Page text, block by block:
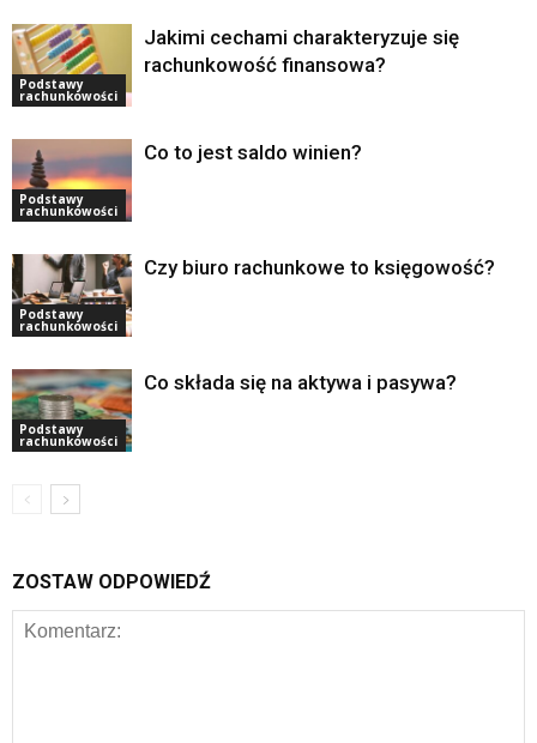
Podstawy
rachunkowości
Jakimi cechami charakteryzuje się
rachunkowość finansowa?
Podstawy
rachunkowości
Co to jest saldo winien?
Podstawy
rachunkowości
Czy biuro rachunkowe to księgowość?
Podstawy
rachunkowości
Co składa się na aktywa i pasywa?
ZOSTAW ODPOWIEDŹ